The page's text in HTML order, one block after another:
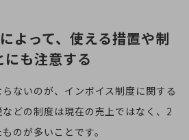
ョン)
ービス)
よって、使える措置や制
にも注意する
ないのが、インボイス制度に関する
どの制度は現在の売上ではなく、2
のが多いことです。